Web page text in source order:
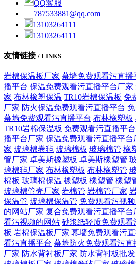
QQ客服
787533881@qq.com
13103264111
13103264111
友情链接 / LINKS
岩棉保温板厂家 幕墙免费观看污直播
播平台 保温免费观看污直播平台厂家
家 布林橡塑保温 TR10岩棉保温板 免
厂家 防火保温免费观看污直播平台
幕墙免费观看污直播平台 布林橡塑板
TR10岩棉保温板 免费观看污直播平
播平台厂家 保温免费观看污直播平台
家 玻璃棉卷毡 玻璃棉板 玻璃棉管 橡
管厂家 卓美斯橡塑板 卓美斯橡塑管
璃棉毡厂家 布林橡塑板 布林橡塑管
棉板 玻璃棉保温 橡塑板 橡塑管 橡塑
玻璃棉管壳厂家 岩棉管 岩棉管厂家
保温管 玻璃棉保温管 免费观看污视
的网站厂家 复合免费观看污直播平台
看污视频的网站 砂浆纸轻质免费观看
板 岩棉保温板厂家 幕墙免费观看污
看污直播平台 幕墙防火免费观看污直
厂家 防水背衬板厂家 防水背衬板批发